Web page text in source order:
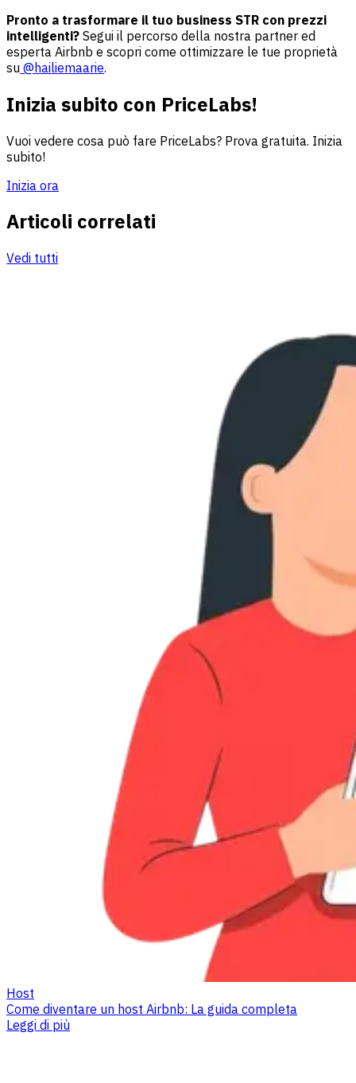
Pronto a trasformare il tuo business STR con prezzi
intelligenti? Segui il percorso della nostra partner ed
esperta Airbnb e scopri come ottimizzare le tue proprietà
su @hailiemaarie.
Inizia subito con PriceLabs!
Vuoi vedere cosa può fare PriceLabs? Prova gratuita. Inizia
subito!
Inizia ora
Articoli correlati
Vedi tutti
Host
Come diventare un host Airbnb: La guida completa
Leggi di più